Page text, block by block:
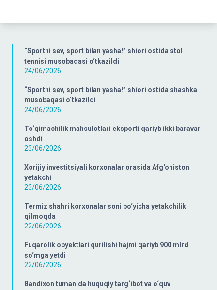
“Sportni sev, sport bilan yasha!” shiori ostida stol
tennisi musobaqasi o‘tkazildi
24/06/2026
“Sportni sev, sport bilan yasha!” shiori ostida shashka
musobaqasi o‘tkazildi
24/06/2026
To‘qimachilik mahsulotlari eksporti qariyb ikki baravar
oshdi
23/06/2026
Xorijiy investitsiyali korxonalar orasida Afg‘oniston
yetakchi
23/06/2026
Termiz shahri korxonalar soni bo‘yicha yetakchilik
qilmoqda
22/06/2026
Fuqarolik obyektlari qurilishi hajmi qariyb 900 mlrd
so‘mga yetdi
22/06/2026
Bandixon tumanida huquqiy targ‘ibot va o‘quv